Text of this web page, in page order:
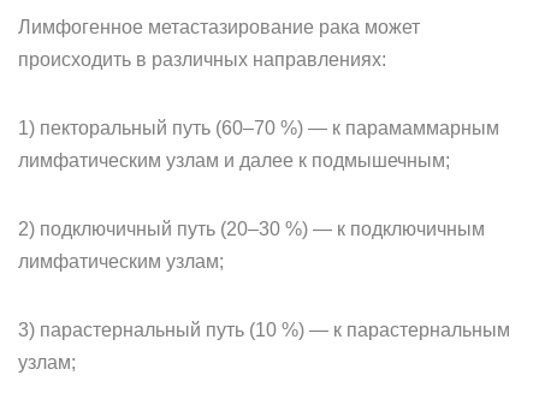
Лимфогенное метастазирование рака может
происходить в различных направлениях:
1) пекторальный путь (60–70 %) — к парамаммарным
лимфатическим узлам и далее к подмышечным;
2) подключичный путь (20–30 %) — к подключичным
лимфатическим узлам;
3) парастернальный путь (10 %) — к парастернальным
узлам;